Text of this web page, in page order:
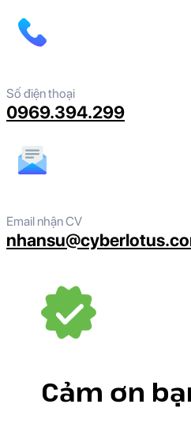
Số điện thoại
0969.394.299
Email nhận CV
Cảm ơn